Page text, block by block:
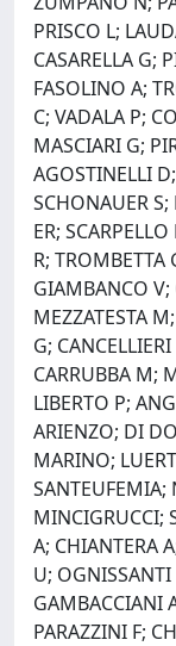
PRISCO L;
CASARELLA G;
FASOLINO A;
C; VADALA P;
MASCIARI G;
AGOSTINELLI
SCHONAUER
ER;
R; TROMBETTA
GIAMBANCO V;
MEZZATESTA
G;
CARRUBBA M;
LIBERTO P;
ARIENZO; DI
MARINO;
SANTEUFEMIA;
MINCIGRUCCI;
A; CHIANTERA
U;
GAMBACCIANI
PARAZZINI F;